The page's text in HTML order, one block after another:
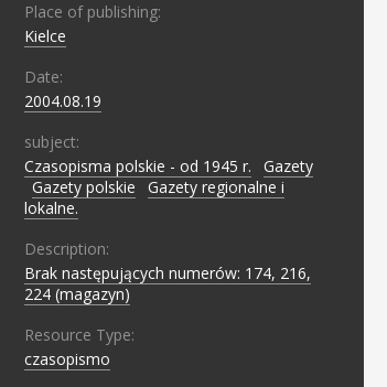
Place of publishing:
Kielce
Date:
2004.08.19
subject:
Czasopisma polskie - od 1945 r.
Gazety
Gazety polskie
Gazety regionalne i
lokalne.
Description:
Brak następujących numerów: 174, 216,
224 (magazyn)
Resource Type:
czasopismo